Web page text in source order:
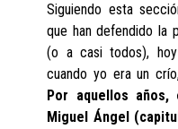
Siguiendo esta
que han defendido la
(o a casi todos),
cuando yo era un
Por aquellos
Miguel Ángel